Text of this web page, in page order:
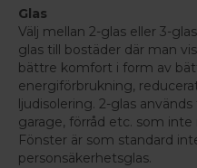
Glas
Välj mellan 2-glas eller 3-
glas till bostäder där man
bättre komfort i form av
energiförbrukning,
ljudisolering. 2-glas
garage, förråd etc. som
Fönster är som standard
personsäkerhetsglas.